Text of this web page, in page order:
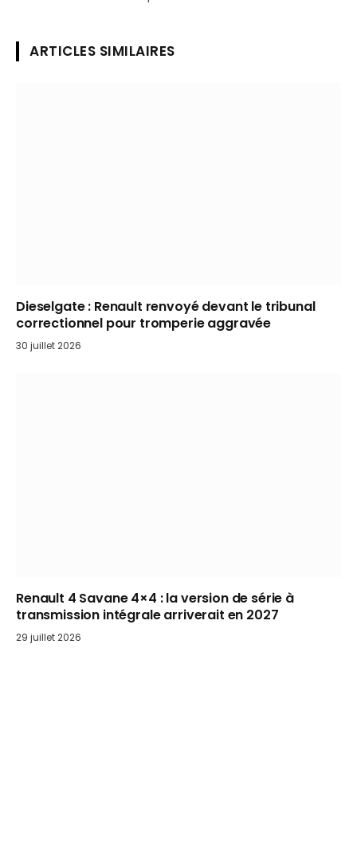
ARTICLES SIMILAIRES
Dieselgate : Renault renvoyé devant le tribunal
correctionnel pour tromperie aggravée
30 juillet 2026
Renault 4 Savane 4×4 : la version de série à
transmission intégrale arriverait en 2027
29 juillet 2026